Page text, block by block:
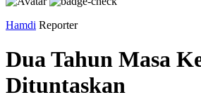
Hamdi Reporter
Dua Tahun Masa
Dituntaskan